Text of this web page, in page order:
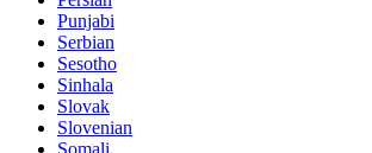
Punjabi
Serbian
Sesotho
Sinhala
Slovak
Slovenian
Somali